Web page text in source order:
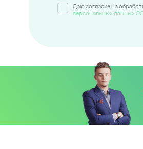
Даю согласие на
персональных данных